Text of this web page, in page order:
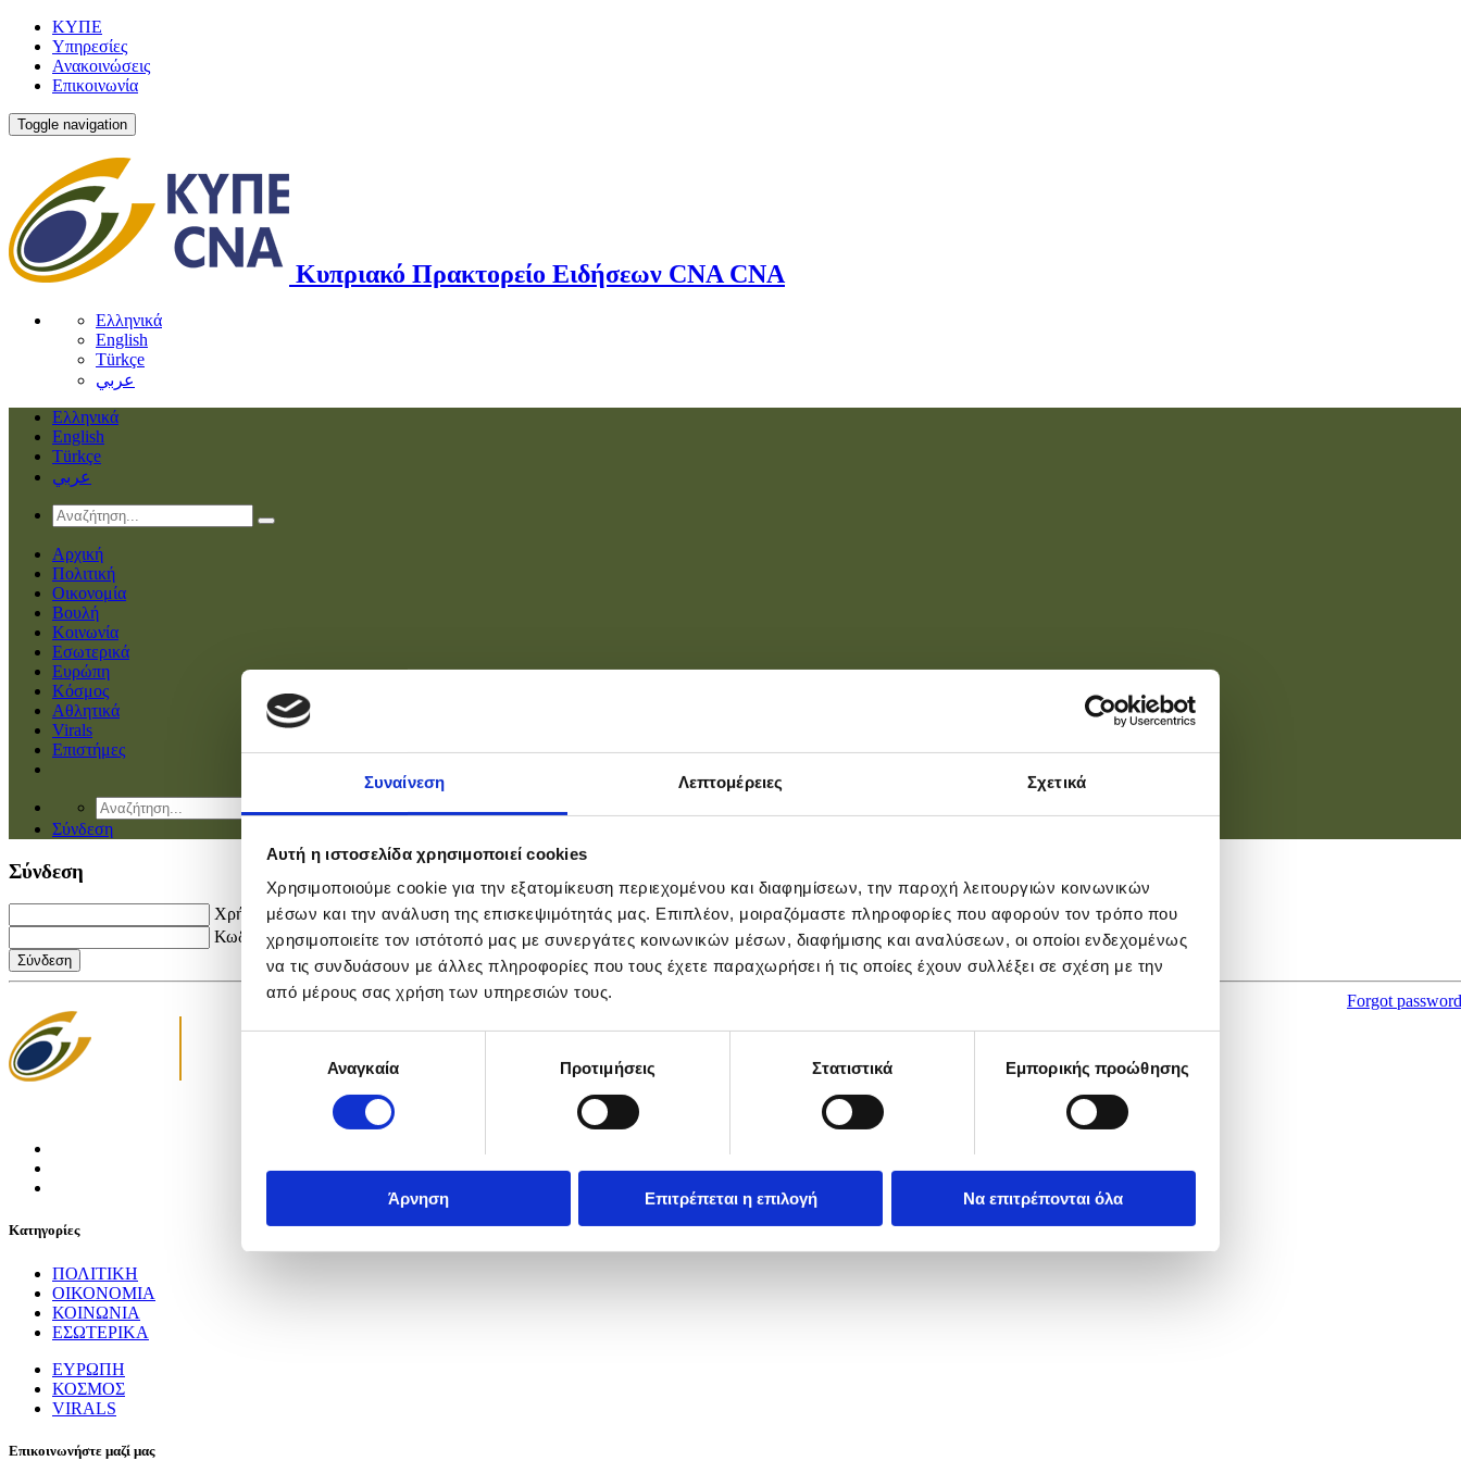
Συναίνεση Λεπτομέρειες Σχετικά
Αυτή η ιστοσελίδα χρησιμοποιεί cookies
Χρησιμοποιούμε cookie για την εξατομίκευση περιεχομένου και διαφημίσεων, την παροχή λειτουργιών κοινωνικών
μέσων και την ανάλυση της επισκεψιμότητάς μας. Επιπλέον, μοιραζόμαστε πληροφορίες που αφορούν τον τρόπο που
χρησιμοποιείτε τον ιστότοπό μας με συνεργάτες κοινωνικών μέσων, διαφήμισης και αναλύσεων, οι οποίοι ενδεχομένως
να τις συνδυάσουν με άλλες πληροφορίες που τους έχετε παραχωρήσει ή τις οποίες έχουν συλλέξει σε σχέση με την
από μέρους σας χρήση των υπηρεσιών τους.
συγκατάθεσηςΑναγκαία Προτιμήσεις Στατιστικά Εμπορικής προώθησης
Άρνηση Επιτρέπεται η επιλογή Να επιτρέπονται όλα
ΚΥΠΕ
Υπηρεσίες
Ανακοινώσεις
Επικοινωνία
Toggle navigation
Κυπριακό Πρακτορείο Ειδήσεων CNA CNA
Ελληνικά
English
Türkçe
عربي
Ελληνικά
English
Türkçe
عربي
Αρχική
Πολιτική
Οικονομία
Βουλή
Κοινωνία
Εσωτερικά
Ευρώπη
Κόσμος
Αθλητικά
Virals
Επιστήμες
Σύνδεση
Σύνδεση
Χρήστης
Κωδικός
Forgot
Κατηγορίες
ΠΟΛΙΤΙΚΗ
ΟΙΚΟΝΟΜΙΑ
ΚΟΙΝΩΝΙΑ
ΕΣΩΤΕΡΙΚΑ
ΕΥΡΩΠΗ
ΚΟΣΜΟΣ
VIRALS
Επικοινωνήστε μαζί μας